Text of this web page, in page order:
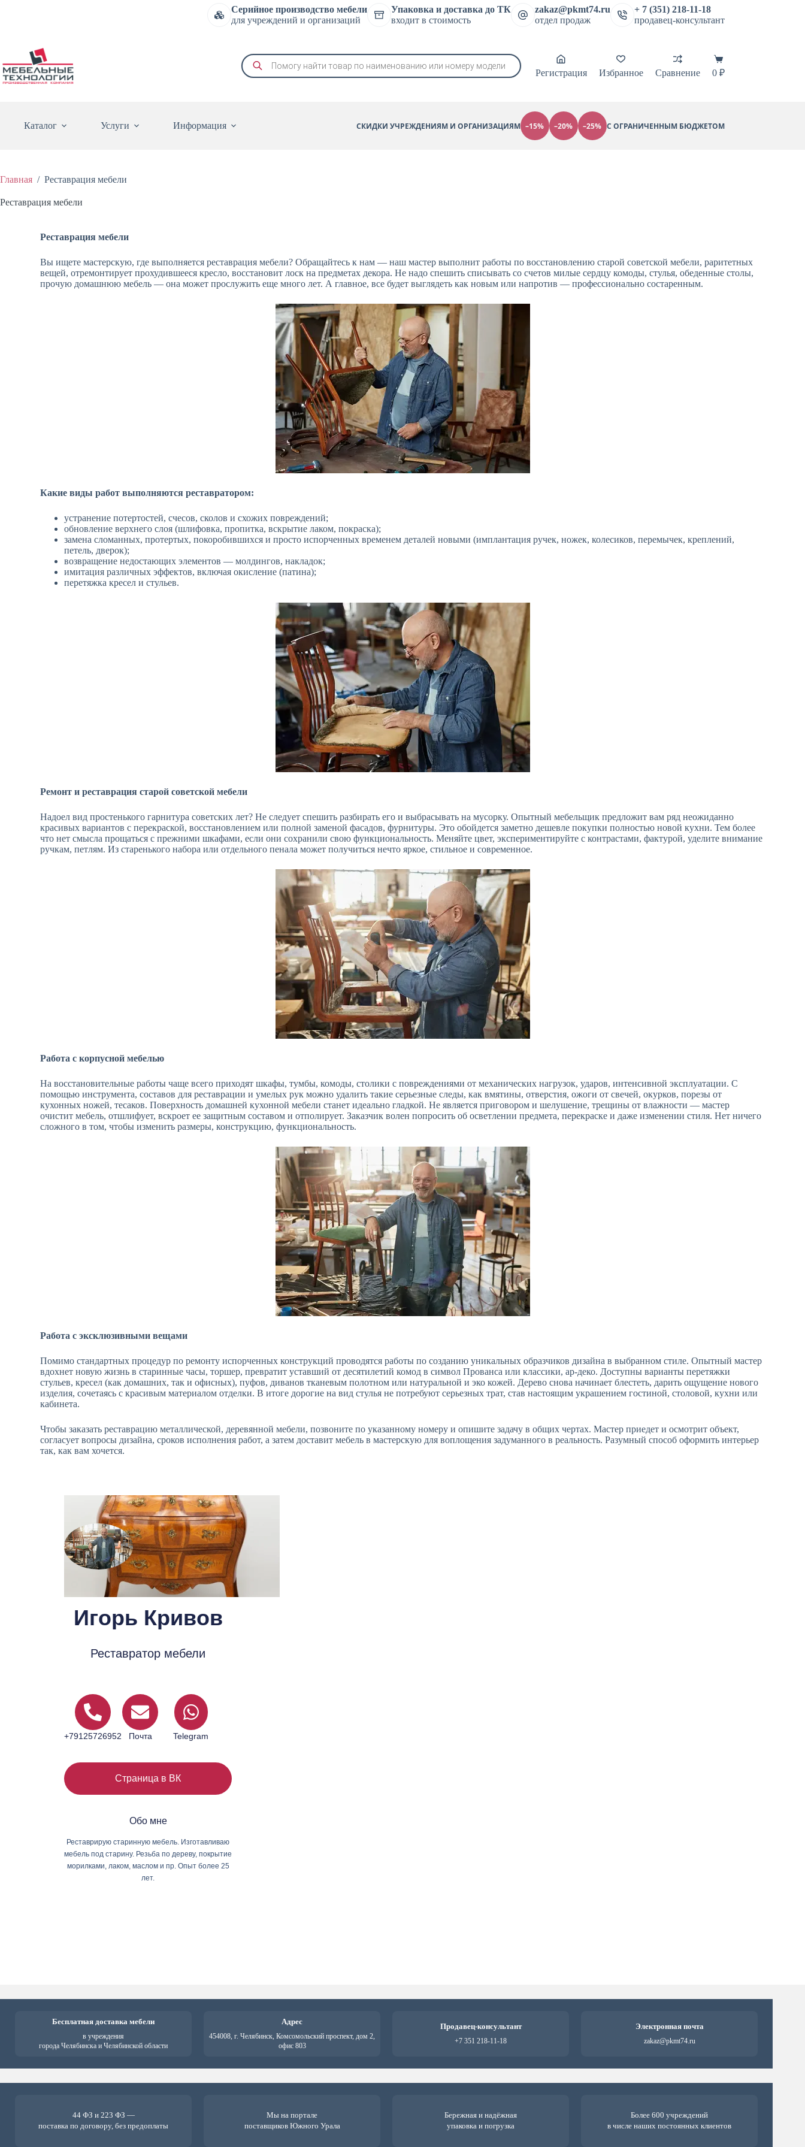
Серийное производство мебели
для учреждений и организаций
Упаковка и доставка до ТК
входит в стоимость
zakaz@pkmt74.ru
отдел продаж
+ 7 (351) 218-11-18
продавец-консультант
Регистрация Избранное Сравнение 0 ₽
Каталог Услуги Информация СКИДКИ УЧРЕЖДЕНИЯМ И ОРГАНИЗАЦИЯМ –15% –20% –25% С ОГРАНИЧЕННЫМ БЮДЖЕТОМ
Главная / Реставрация мебели
Реставрация мебели
Реставрация мебели
Вы ищете мастерскую, где выполняется реставрация мебели? Обращайтесь к нам — наш мастер выполнит работы по восстановлению старой советской мебели, раритетных
вещей, отремонтирует прохудившееся кресло, восстановит лоск на предметах декора. Не надо спешить списывать со счетов милые сердцу комоды, стулья, обеденные столы,
прочую домашнюю мебель — она может прослужить еще много лет. А главное, все будет выглядеть как новым или напротив — профессионально состаренным.
Какие виды работ выполняются реставратором:
устранение потертостей, счесов, сколов и схожих повреждений;
обновление верхнего слоя (шлифовка, пропитка, вскрытие лаком, покраска);
замена сломанных, протертых, покоробившихся и просто испорченных временем деталей новыми (имплантация ручек, ножек, колесиков, перемычек, креплений,
петель, дверок);
возвращение недостающих элементов — молдингов, накладок;
имитация различных эффектов, включая окисление (патина);
перетяжка кресел и стульев.
Ремонт и реставрация старой советской мебели
Надоел вид простенького гарнитура советских лет? Не следует спешить разбирать его и выбрасывать на мусорку. Опытный мебельщик предложит вам ряд неожиданно
красивых вариантов с перекраской, восстановлением или полной заменой фасадов, фурнитуры. Это обойдется заметно дешевле покупки полностью новой кухни. Тем более
что нет смысла прощаться с прежними шкафами, если они сохранили свою функциональность. Меняйте цвет, экспериментируйте с контрастами, фактурой, уделите внимание
ручкам, петлям. Из старенького набора или отдельного пенала может получиться нечто яркое, стильное и современное.
Работа с корпусной мебелью
На восстановительные работы чаще всего приходят шкафы, тумбы, комоды, столики с повреждениями от механических нагрузок, ударов, интенсивной эксплуатации. С
помощью инструмента, составов для реставрации и умелых рук можно удалить такие серьезные следы, как вмятины, отверстия, ожоги от свечей, окурков, порезы от
кухонных ножей, тесаков. Поверхность домашней кухонной мебели станет идеально гладкой. Не является приговором и шелушение, трещины от влажности — мастер
очистит мебель, отшлифует, вскроет ее защитным составом и отполирует. Заказчик волен попросить об осветлении предмета, перекраске и даже изменении стиля. Нет ничего
сложного в том, чтобы изменить размеры, конструкцию, функциональность.
Работа с эксклюзивными вещами
Помимо стандартных процедур по ремонту испорченных конструкций проводятся работы по созданию уникальных образчиков дизайна в выбранном стиле. Опытный мастер
вдохнет новую жизнь в старинные часы, торшер, превратит уставший от десятилетий комод в символ Прованса или классики, ар-деко. Доступны варианты перетяжки
стульев, кресел (как домашних, так и офисных), пуфов, диванов тканевым полотном или натуральной и эко кожей. Дерево снова начинает блестеть, дарить ощущение нового
изделия, сочетаясь с красивым материалом отделки. В итоге дорогие на вид стулья не потребуют серьезных трат, став настоящим украшением гостиной, столовой, кухни или
кабинета.
Чтобы заказать реставрацию металлической, деревянной мебели, позвоните по указанному номеру и опишите задачу в общих чертах. Мастер приедет и осмотрит объект,
согласует вопросы дизайна, сроков исполнения работ, а затем доставит мебель в мастерскую для воплощения задуманного в реальность. Разумный способ оформить интерьер
так, как вам хочется.
Игорь Кривов
Реставратор мебели
+79125726952 Почта Telegram
Страница в ВК
Обо мне
Реставрирую старинную мебель. Изготавливаю
мебель под старину. Резьба по дереву, покрытие
морилками, лаком, маслом и пр. Опыт более 25
лет.
Бесплатная доставка мебели
в учреждения
города Челябинска и Челябинской области
Адрес
454008, г. Челябинск, Комсомольский проспект, дом 2,
офис 803
Продавец-консультант
+7 351 218-11-18
Электронная почта
zakaz@pkmt74.ru
44 ФЗ и 223 ФЗ —
поставка по договору, без предоплаты
Мы на портале
поставщиков Южного Урала
Бережная и надёжная
упаковка и погрузка
Более 600 учреждений
в числе наших постоянных клиентов